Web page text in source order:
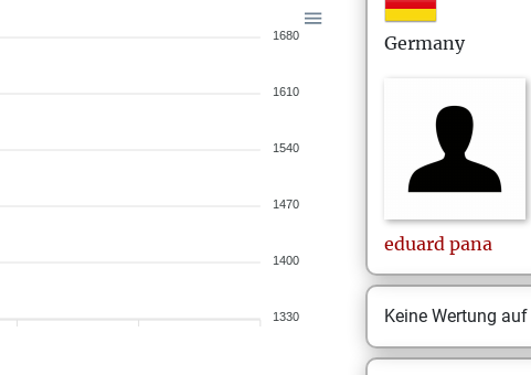
1680
1610
1540
1470
1400
1330
Germany
eduard pana
Keine Wertung auf